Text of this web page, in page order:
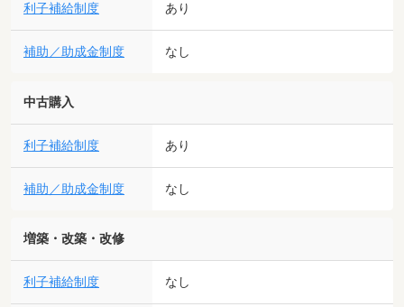
利子補給制度 あり
補助／助成金制度 なし
中古購入
利子補給制度 あり
補助／助成金制度 なし
増築・改築・改修
利子補給制度 なし